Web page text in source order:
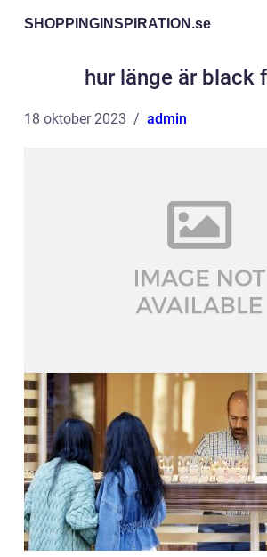
SHOPPINGINSPIRATION.se
hur länge är black
18 oktober 2023 admin